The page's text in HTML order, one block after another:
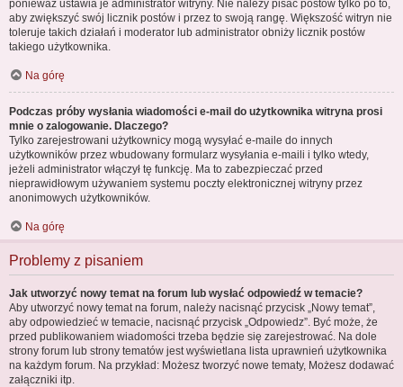
ponieważ ustawia je administrator witryny. Nie należy pisać postów tylko po to,
aby zwiększyć swój licznik postów i przez to swoją rangę. Większość witryn nie
toleruje takich działań i moderator lub administrator obniży licznik postów
takiego użytkownika.
Na górę
Podczas próby wysłania wiadomości e-mail do użytkownika witryna prosi
mnie o zalogowanie. Dlaczego?
Tylko zarejestrowani użytkownicy mogą wysyłać e-maile do innych
użytkowników przez wbudowany formularz wysyłania e-maili i tylko wtedy,
jeżeli administrator włączył tę funkcję. Ma to zabezpieczać przed
nieprawidłowym używaniem systemu poczty elektronicznej witryny przez
anonimowych użytkowników.
Na górę
Problemy z pisaniem
Jak utworzyć nowy temat na forum lub wysłać odpowiedź w temacie?
Aby utworzyć nowy temat na forum, należy nacisnąć przycisk „Nowy temat”,
aby odpowiedzieć w temacie, nacisnąć przycisk „Odpowiedz”. Być może, że
przed publikowaniem wiadomości trzeba będzie się zarejestrować. Na dole
strony forum lub strony tematów jest wyświetlana lista uprawnień użytkownika
na każdym forum. Na przykład: Możesz tworzyć nowe tematy, Możesz dodawać
załączniki itp.